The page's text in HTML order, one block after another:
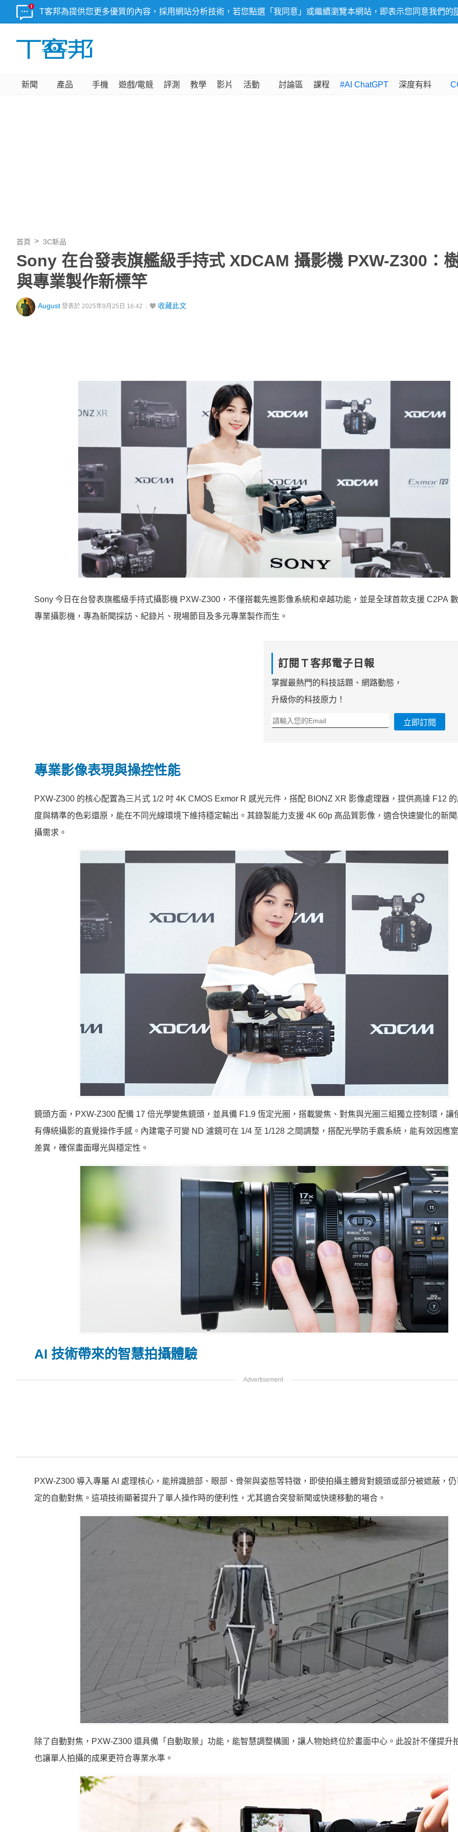
T客邦為提供您更多優質的內容，採用網站分析技術，若您點選「我同意」或繼續瀏覽本網站，即表示您同意我們的
新聞 產品 手機 遊戲/電競 評測 教學 影片 活動 討論區 課程 #AI ChatGPT 深度有料
首頁 3C新品
Sony 在台發表旗艦級手持式 XDCAM 攝影機 PXW-Z300：
與專業製作新標竿
August 發表於 2025年9月25日 16:42 收藏此文
Sony 今日在台發表旗艦級手持式攝影機 PXW-Z300，不僅搭載先進影像系統和卓越功能，並是全球首款支援 C2PA
專業攝影機，專為新聞採訪、紀錄片、現場節目及多元專業製作而生。
訂閱Ｔ客邦電子日報
掌握最熱門的科技話題、網路動態，
升級你的科技原力！
立即訂閱
專業影像表現與操控性能
PXW-Z300 的核心配置為三片式 1/2 吋 4K CMOS Exmor R 感光元件，搭配 BIONZ XR 影像處理器，提供高達 F12
度與精準的色彩還原，能在不同光線環境下維持穩定輸出。其錄製能力支援 4K 60p 高品質影像，適合快速變化的新
攝需求。
鏡頭方面，PXW-Z300 配備 17 倍光學變焦鏡頭，並具備 F1.9 恆定光圈，搭載變焦、對焦與光圈三組獨立控制環，讓
有傳統攝影的直覺操作手感。內建電子可變 ND 濾鏡可在 1/4 至 1/128 之間調整，搭配光學防手震系統，能有效因應
差異，確保畫面曝光與穩定性。
AI 技術帶來的智慧拍攝體驗
PXW-Z300 導入專屬 AI 處理核心，能辨識臉部、眼部、骨架與姿態等特徵，即使拍攝主體背對鏡頭或部分被遮蔽，
定的自動對焦。這項技術顯著提升了單人操作時的便利性，尤其適合突發新聞或快速移動的場合。
除了自動對焦，PXW-Z300 還具備「自動取景」功能，能智慧調整構圖，讓人物始終位於畫面中心。此設計不僅提升
也讓單人拍攝的成果更符合專業水準。